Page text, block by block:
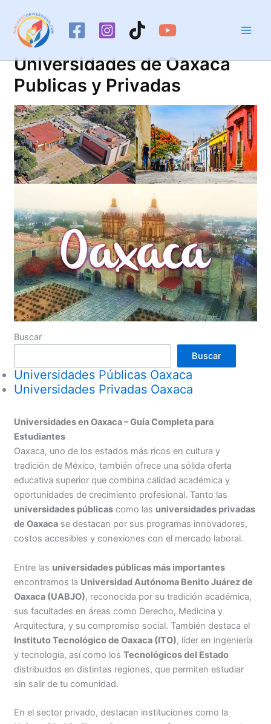
contenido
Universidades de Oaxaca
Publicas y Privadas
Buscar
Buscar
Universidades Públicas Oaxaca
Universidades Privadas Oaxaca
Universidades en Oaxaca – Guía Completa para
Estudiantes
Oaxaca, uno de los estados más ricos en cultura y
tradición de México, también ofrece una sólida oferta
educativa superior que combina calidad académica y
oportunidades de crecimiento profesional. Tanto las
universidades públicascomo las universidades privadas
de Oaxacase destacan por sus programas innovadores,
costos accesibles y conexiones con el mercado laboral.
Entre las universidades públicas más importantes
encontramos la Universidad Autónoma Benito Juárez de
Oaxaca (UABJO), reconocida por su tradición académica,
sus facultades en áreas como Derecho, Medicina y
Arquitectura, y su compromiso social. También destaca el
Instituto Tecnológico de Oaxaca (ITO), líder en ingeniería
y tecnología, así como los Tecnológicos del Estado
distribuidos en distintas regiones, que permiten estudiar
sin salir de tu comunidad.
En el sector privado, destacan instituciones como la